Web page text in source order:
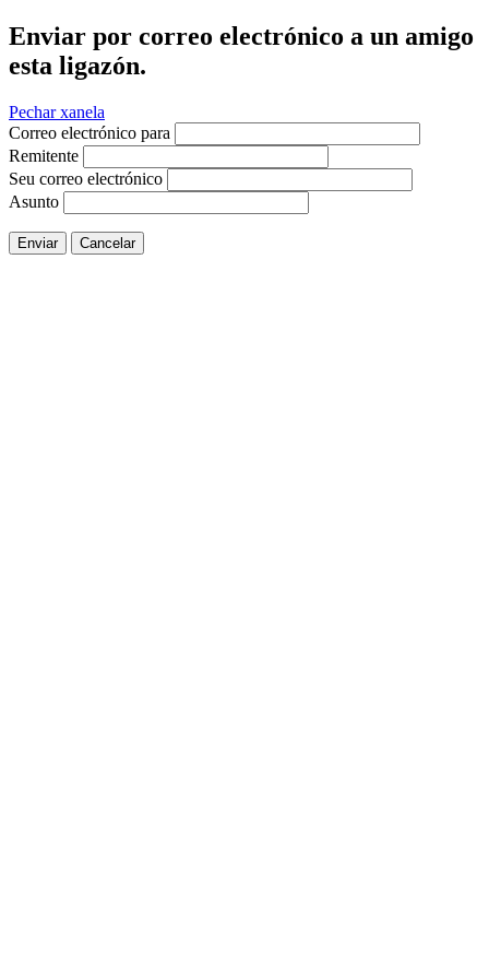
Enviar por correo electrónico a un amigo
esta ligazón.
Pechar xanela
Correo electrónico para
Remitente
Seu correo electrónico
Asunto
Enviar Cancelar